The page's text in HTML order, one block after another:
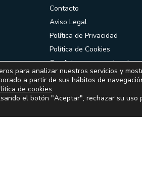
Contacto
Aviso Legal
Política de Privacidad
Política de Cookies
Condiciones generales de
contratación
para analizar nuestros servicios y
a partir de sus hábitos de
de cookies.
el botón "Aceptar", rechazar su